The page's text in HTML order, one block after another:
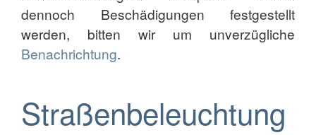
dennoch Beschädigungen festgestellt
werden, bitten wir um unverzügliche
Benachrichtung.
Straßenbeleuchtung